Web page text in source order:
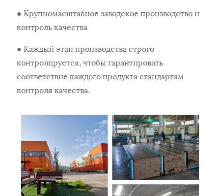
● Крупномасштабное заводское производство и
контроль качества
● Каждый этап производства строго
контролируется, чтобы гарантировать
соответствие каждого продукта стандартам
контроля качества.